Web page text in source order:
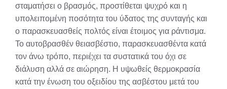
σταματήσει ο βρασμός, προστίθεται ψυχρό και η
υπολειπομένη ποσότητα του ύδατος της συνταγής και
ο παρασκευασθείς πολτός είναι έτοιμος για ράντισμα.
Το αυτοβρασθέν θειασβέστιο, παρασκευασθέντα κατά
τον άνω τρόπο, περιέχει τα συστατικά του όχι σε
διάλυση αλλά σε αιώρηση. Η υψωθείς θερμοκρασία
κατά την ένωση του οξειδίου της ασβέστου μετά του